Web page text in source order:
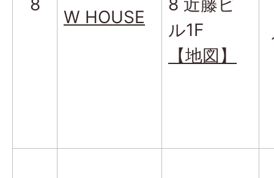
8
W HOUSE
8 近藤ビ
ル1F
【地図】